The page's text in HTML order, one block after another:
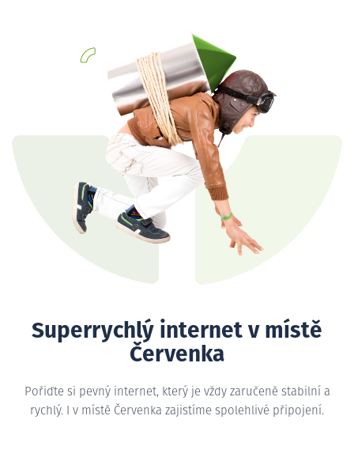
Superrychlý internet v místě
Červenka
Pořiďte si pevný internet, který je vždy zaručeně stabilní a
rychlý. I v místě Červenka zajistíme spolehlivé připojení.